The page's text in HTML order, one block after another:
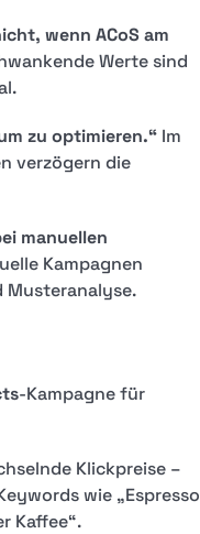
wenn ACoS am
Werte sind
zu optimieren.“ Im
verzögern die
manuellen
Kampagnen
-Kampagne für
Klickpreise –
wie „Espresso
Kaffee“.